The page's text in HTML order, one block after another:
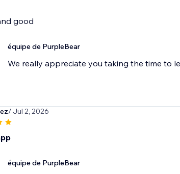
good
équipe de PurpleBear
We really appreciate you taking the time to
/ Jul 2, 2026
équipe de PurpleBear